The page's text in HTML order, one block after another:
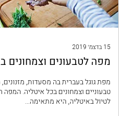
15 בדצמ׳ 2019
מפה לטבעונים וצמחונים
מפת גוגל בעברית בה מסעדות,
טבעוניים וצמחונים בכל איטליה. המפה
לטיול באיטליה, היא מתאימה...